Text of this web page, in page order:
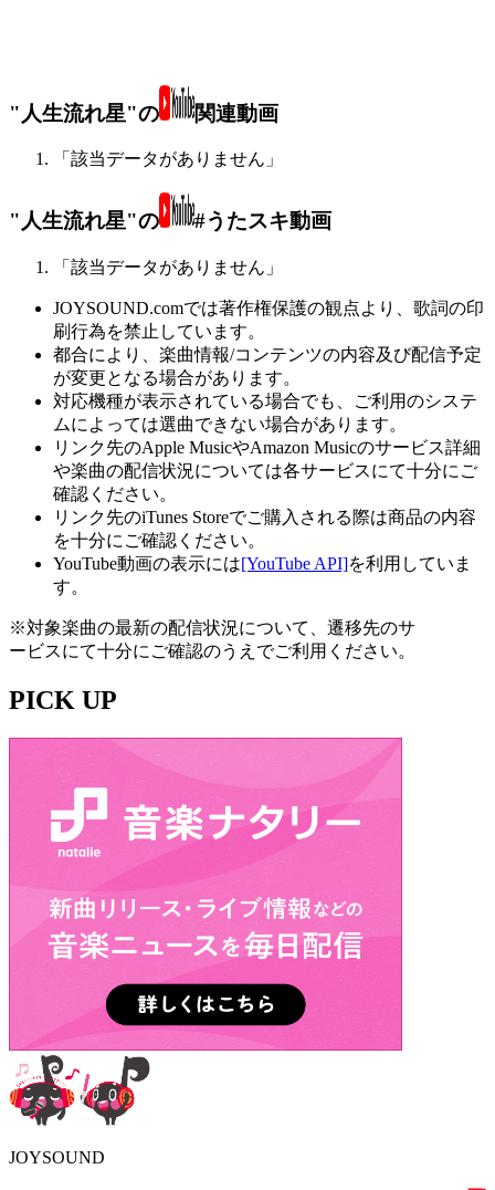
"人生流れ星"の 関連動画
「該当データがありません」
"人生流れ星"の #うたスキ動画
「該当データがありません」
JOYSOUND.comでは著作権保護の観点より、歌詞の印
刷行為を禁止しています。
都合により、楽曲情報/コンテンツの内容及び配信予定
が変更となる場合があります。
対応機種が表示されている場合でも、ご利用のシステ
ムによっては選曲できない場合があります。
リンク先のApple MusicやAmazon Musicのサービス詳細
や楽曲の配信状況については各サービスにて十分にご
確認ください。
リンク先のiTunes Storeでご購入される際は商品の内容
を十分にご確認ください。
YouTube動画の表示には[YouTube API]を利用していま
す。
※対象楽曲の最新の配信状況について、遷移先のサ
ービスにて十分にご確認のうえでご利用ください。
PICK UP
JOYSOUND